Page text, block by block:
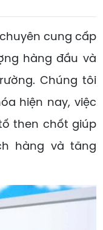
cung cấp
hàng đầu và
Chúng tôi
hiện nay, việc
then chốt giúp
hàng và tăng